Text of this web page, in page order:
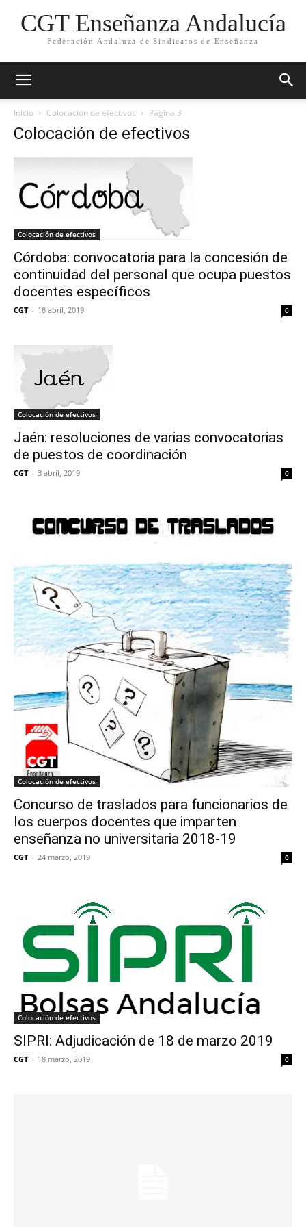
CGT Enseñanza Andalucía
Federación Andaluza de Sindicatos de Enseñanza
Inicio Colocación de efectivos Página 3
Colocación de efectivos
Colocación de efectivos
Córdoba: convocatoria para la concesión de
continuidad del personal que ocupa puestos
docentes específicos
CGT - 18 abril, 2019 0
Colocación de efectivos
Jaén: resoluciones de varias convocatorias
de puestos de coordinación
CGT - 3 abril, 2019 0
Colocación de efectivos
Concurso de traslados para funcionarios de
los cuerpos docentes que imparten
enseñanza no universitaria 2018-19
CGT - 24 marzo, 2019 0
Colocación de efectivos
SIPRI: Adjudicación de 18 de marzo 2019
CGT - 18 marzo, 2019 0